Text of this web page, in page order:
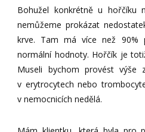
Bohužel konkrétně u hořčíku
nemůžeme prokázat
krve. Tam má více než 90%
normální hodnoty. Hořčík je
Museli bychom provést výše
v erytrocytech nebo
v nemocnicích nedělá.